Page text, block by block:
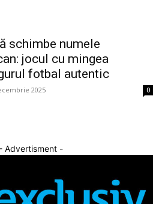
schimbe numele
jocul cu mingea
fotbal autentic
2025 0
- Advertisment -